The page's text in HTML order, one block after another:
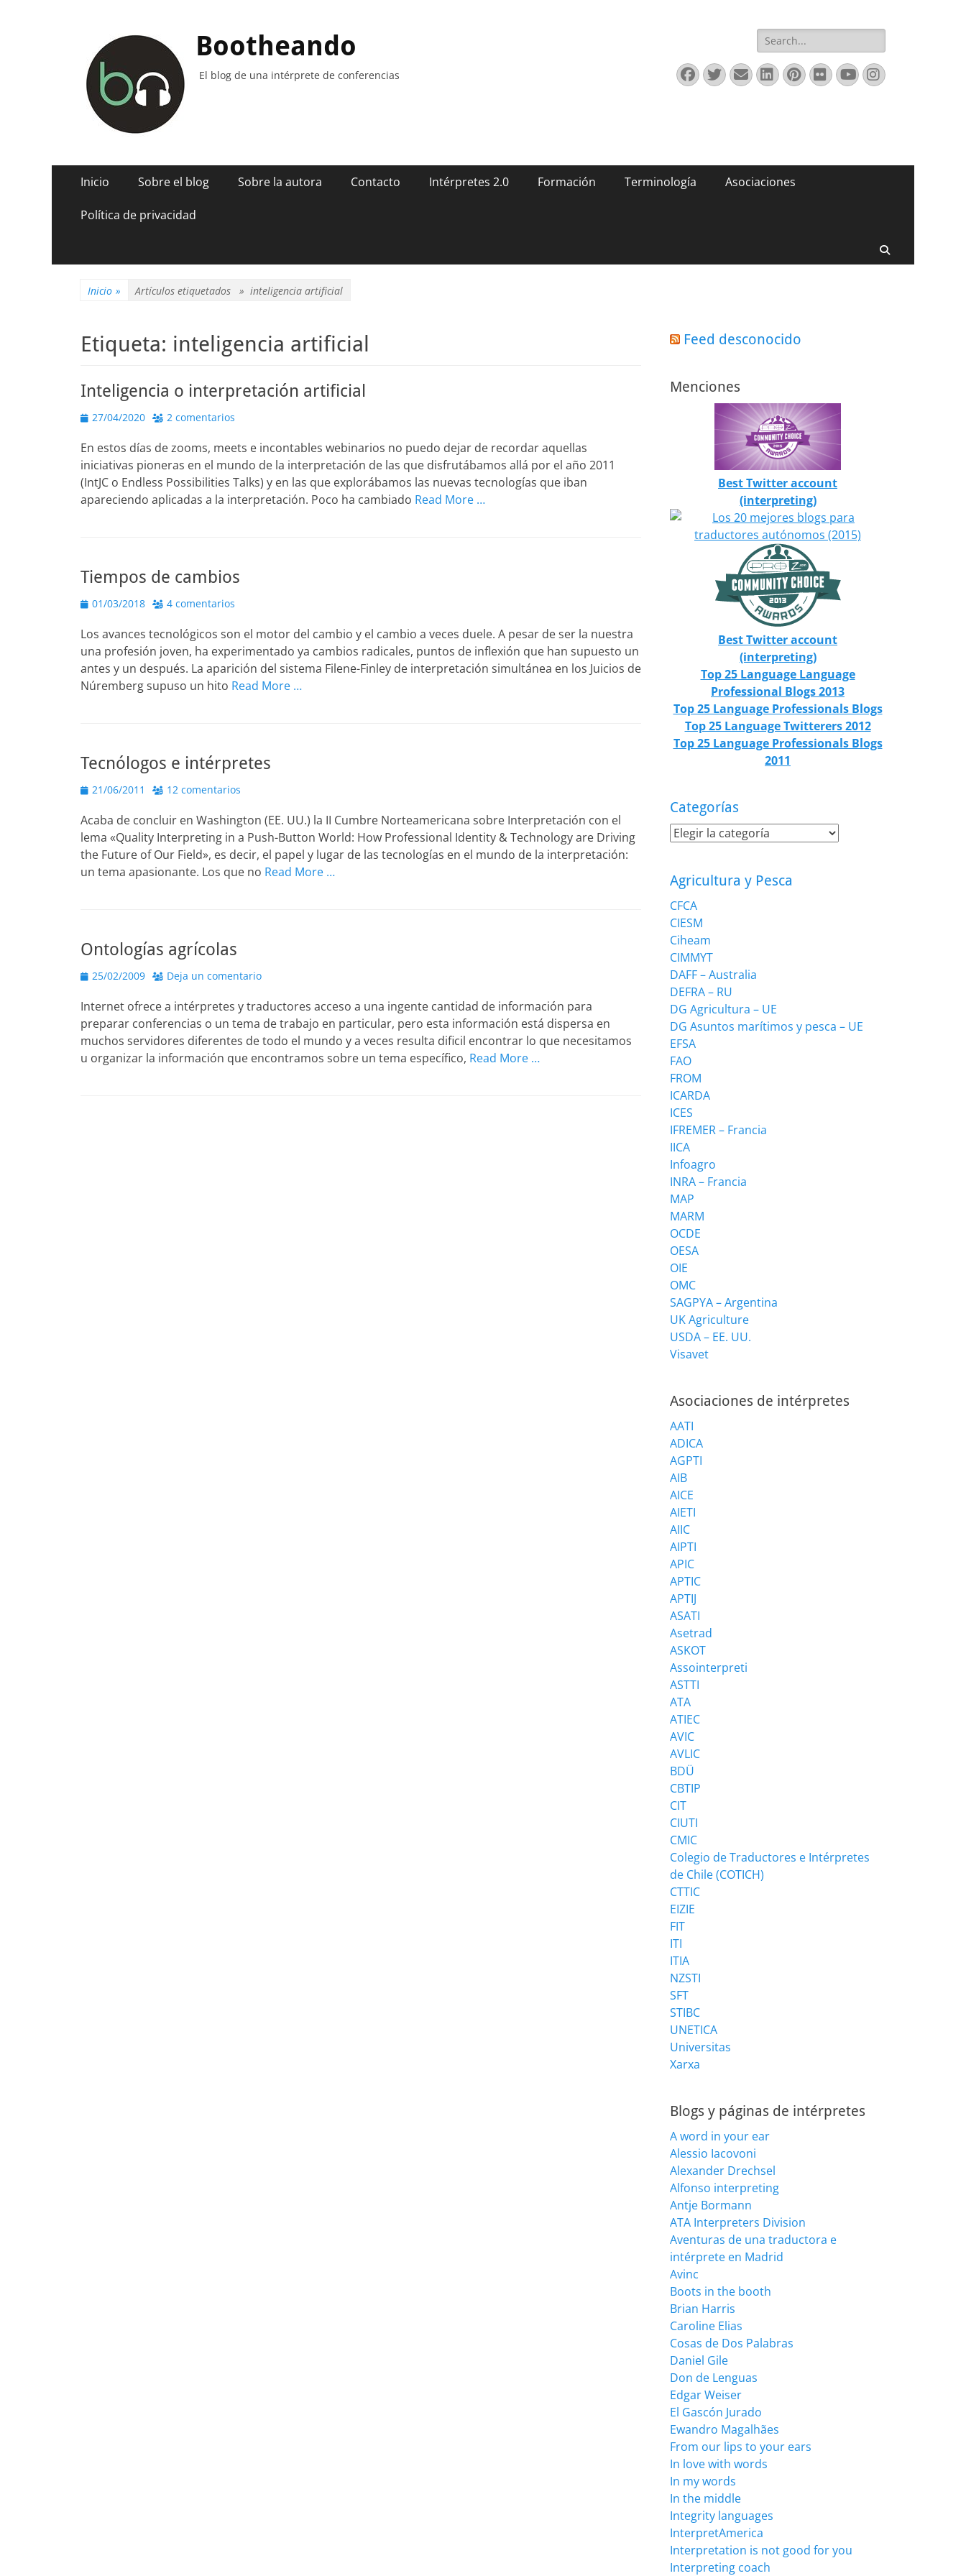
Bootheando
El blog de una intérprete de conferencias
Buscar:
Facebook
Twitter
Correo
electrónico
LinkedIn
Pinterest
FlickrYouTube
Instagram
Menú
Saltar
contenido
Inicio Sobre el blog Sobre la autora Contacto Intérpretes 2.0 Formación Terminología Asociaciones
Política de privacidad
Inicio » Artículos etiquetados » inteligencia artificial
Etiqueta: inteligencia artificial
Inteligencia o interpretación artificial
Publicado
27/04/2020 2 comentarios
En estos días de zooms, meets e incontables webinarios no puedo dejar de recordar aquellas
iniciativas pioneras en el mundo de la interpretación de las que disfrutábamos allá por el año 2011
(IntJC o Endless Possibilities Talks) y en las que explorábamos las nuevas tecnologías que iban
apareciendo aplicadas a la interpretación. Poco ha cambiado Read More …
Tiempos de cambios
Publicado
01/03/2018 4 comentarios
Los avances tecnológicos son el motor del cambio y el cambio a veces duele. A pesar de ser la nuestra
una profesión joven, ha experimentado ya cambios radicales, puntos de inflexión que han supuesto un
antes y un después. La aparición del sistema Filene-Finley de interpretación simultánea en los Juicios de
Núremberg supuso un hito Read More …
Tecnólogos e intérpretes
Publicado
21/06/2011 12 comentarios
Acaba de concluir en Washington (EE. UU.) la II Cumbre Norteamericana sobre Interpretación con el
lema «Quality Interpreting in a Push-Button World: How Professional Identity & Technology are Driving
the Future of Our Field», es decir, el papel y lugar de las tecnologías en el mundo de la interpretación:
un tema apasionante. Los que no Read More …
Ontologías agrícolas
Publicado
25/02/2009 Deja un comentario
Internet ofrece a intérpretes y traductores acceso a una ingente cantidad de información para
preparar conferencias o un tema de trabajo en particular, pero esta información está dispersa en
muchos servidores diferentes de todo el mundo y a veces resulta dificil encontrar lo que necesitamos
u organizar la información que encontramos sobre un tema específico, Read More …
Feed desconocido
Menciones
Best Twitter account
(interpreting)
Best Twitter account
(interpreting)
Top 25 Language Language
Professional Blogs 2013
Top 25 Language Professionals Blogs
Top 25 Language Twitterers 2012
Top 25 Language Professionals Blogs
2011
Categorías
Categorías
Agricultura y Pesca
CFCA
CIESM
Ciheam
CIMMYT
DAFF – Australia
DEFRA – RU
DG Agricultura – UE
DG Asuntos marítimos y pesca – UE
EFSA
FAO
FROM
ICARDA
ICES
IFREMER – Francia
IICA
Infoagro
INRA – Francia
MAP
MARM
OCDE
OESA
OIE
OMC
SAGPYA – Argentina
UK Agriculture
USDA – EE. UU.
Visavet
Asociaciones de intérpretes
AATI
ADICA
AGPTI
AIB
AICE
AIETI
AIIC
AIPTI
APIC
APTIC
APTIJ
ASATI
Asetrad
ASKOT
Assointerpreti
ASTTI
ATA
ATIEC
AVIC
AVLIC
BDÜ
CBTIP
CIT
CIUTI
CMIC
Colegio de Traductores e Intérpretes
de Chile (COTICH)
CTTIC
EIZIE
FIT
ITI
ITIA
NZSTI
SFT
STIBC
UNETICA
Universitas
Xarxa
Blogs y páginas de intérpretes
A word in your ear
Alessio Iacovoni
Alexander Drechsel
Alfonso interpreting
Antje Bormann
ATA Interpreters Division
Aventuras de una traductora e
intérprete en Madrid
Avinc
Boots in the booth
Brian Harris
Caroline Elias
Cosas de Dos Palabras
Daniel Gile
Don de Lenguas
Edgar Weiser
El Gascón Jurado
Ewandro Magalhães
From our lips to your ears
In love with words
In my words
In the middle
Integrity languages
InterpretAmerica
Interpretation is not good for you
Interpreting coach